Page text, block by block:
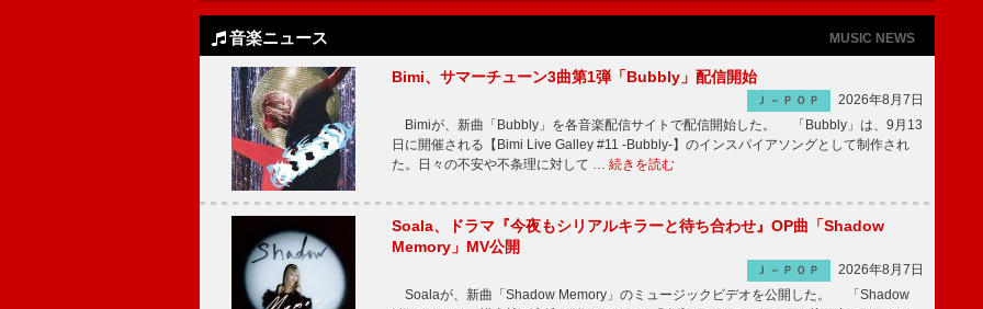
音楽ニュース MUSIC NEWS
Bimi、サマーチューン3曲第1弾「Bubbly」配信開始
Ｊ－ＰＯＰ
2026年8月7日
Bimiが、新曲「Bubbly」を各音楽配信サイトで配信開始した。 「Bubbly」は、9月13
日に開催される【Bimi Live Galley #11 -Bubbly-】のインスパイアソングとして制作され
た。日々の不安や不条理に対して … 続きを読む
Soala、ドラマ『今夜もシリアルキラーと待ち合わせ』OP曲「Shadow
Memory」MV公開
Ｊ－ＰＯＰ
2026年8月7日
Soalaが、新曲「Shadow Memory」のミュージックビデオを公開した。 「Shadow